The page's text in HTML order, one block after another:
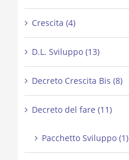
Crescita (4)
D.L. Sviluppo (13)
Decreto Crescita Bis (8)
Decreto del fare (11)
Pacchetto Sviluppo (1)